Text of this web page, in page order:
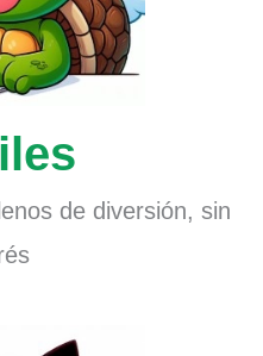
de diversión, sin